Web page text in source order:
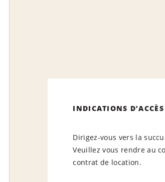
INDICATIONS D’ACCÈS
Dirigez-vous vers la
Veuillez vous rendre au
contrat de location.